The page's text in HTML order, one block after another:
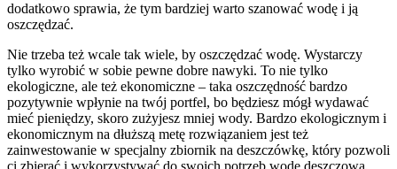
dodatkowo sprawia, że tym bardziej warto szanować wodę i ją
oszczędzać.
Nie trzeba też wcale tak wiele, by oszczędzać wodę. Wystarczy
tylko wyrobić w sobie pewne dobre nawyki. To nie tylko
ekologiczne, ale też ekonomiczne – taka oszczędność bardzo
pozytywnie wpłynie na twój portfel, bo będziesz mógł wydawać
mieć pieniędzy, skoro zużyjesz mniej wody. Bardzo ekologicznym i
ekonomicznym na dłuższą metę rozwiązaniem jest też
zainwestowanie w specjalny zbiornik na deszczówkę, który pozwoli
ci zbierać i wykorzystywać do swoich potrzeb wodę deszczową,